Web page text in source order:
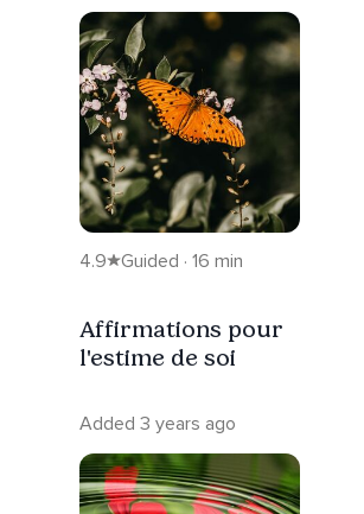
4.9 Guided · 16 min
Affirmations pour
l'estime de soi
Added 3 years ago